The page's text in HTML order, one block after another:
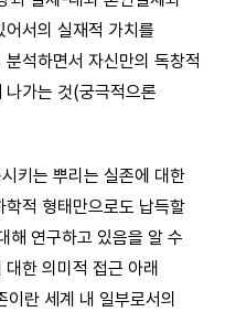
서의 실재적 가치를
석하면서 자신만의 독창적
가는 것(궁극적으론
키는 뿌리는 실존에 대한
적 형태만으로도 납득할
해 연구하고 있음을 알 수
한 의미적 접근 아래
란 세계 내 일부로서의